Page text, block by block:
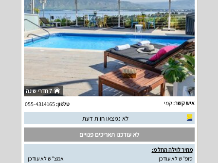
7 חדרי שינה
איש קשר: קמי טלפון:055-4314165
לא נמצאו חוות דעת
לא עודכנו תאריכים פנויים
מחיר לוילה החל מ:
סופ"ש לא עודכן
אמצ"ש לא עודכן